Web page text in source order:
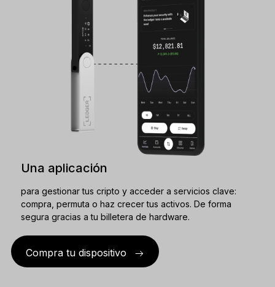
Una aplicación
para gestionar tus cripto y acceder a servicios clave:
compra, permuta o haz crecer tus activos. De forma
segura gracias a tu billetera de hardware.
Compra tu dispositivo